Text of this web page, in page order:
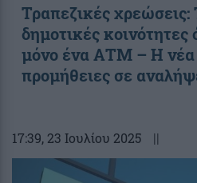
Τραπεζικές χρεώσεις:
δημοτικές κοινότητες
μόνο ένα ΑΤΜ – Η νέα
προμήθειες σε
17:39, 23 Ιουλίου 2025 ||